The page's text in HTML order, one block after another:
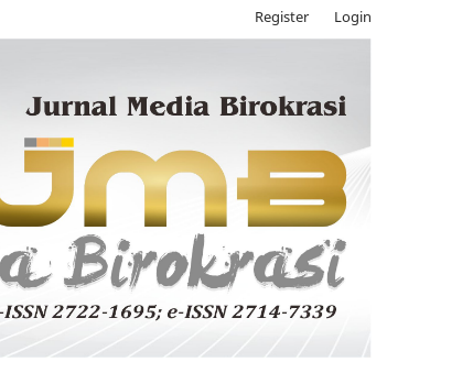
Register Login